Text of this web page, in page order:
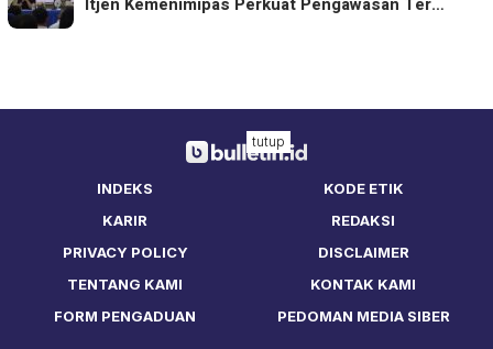
INDEKS
KODE ETIK
KARIR
REDAKSI
PRIVACY POLICY
DISCLAIMER
TENTANG KAMI
KONTAK KAMI
FORM PENGADUAN
PEDOMAN MEDIA SIBER
tutup